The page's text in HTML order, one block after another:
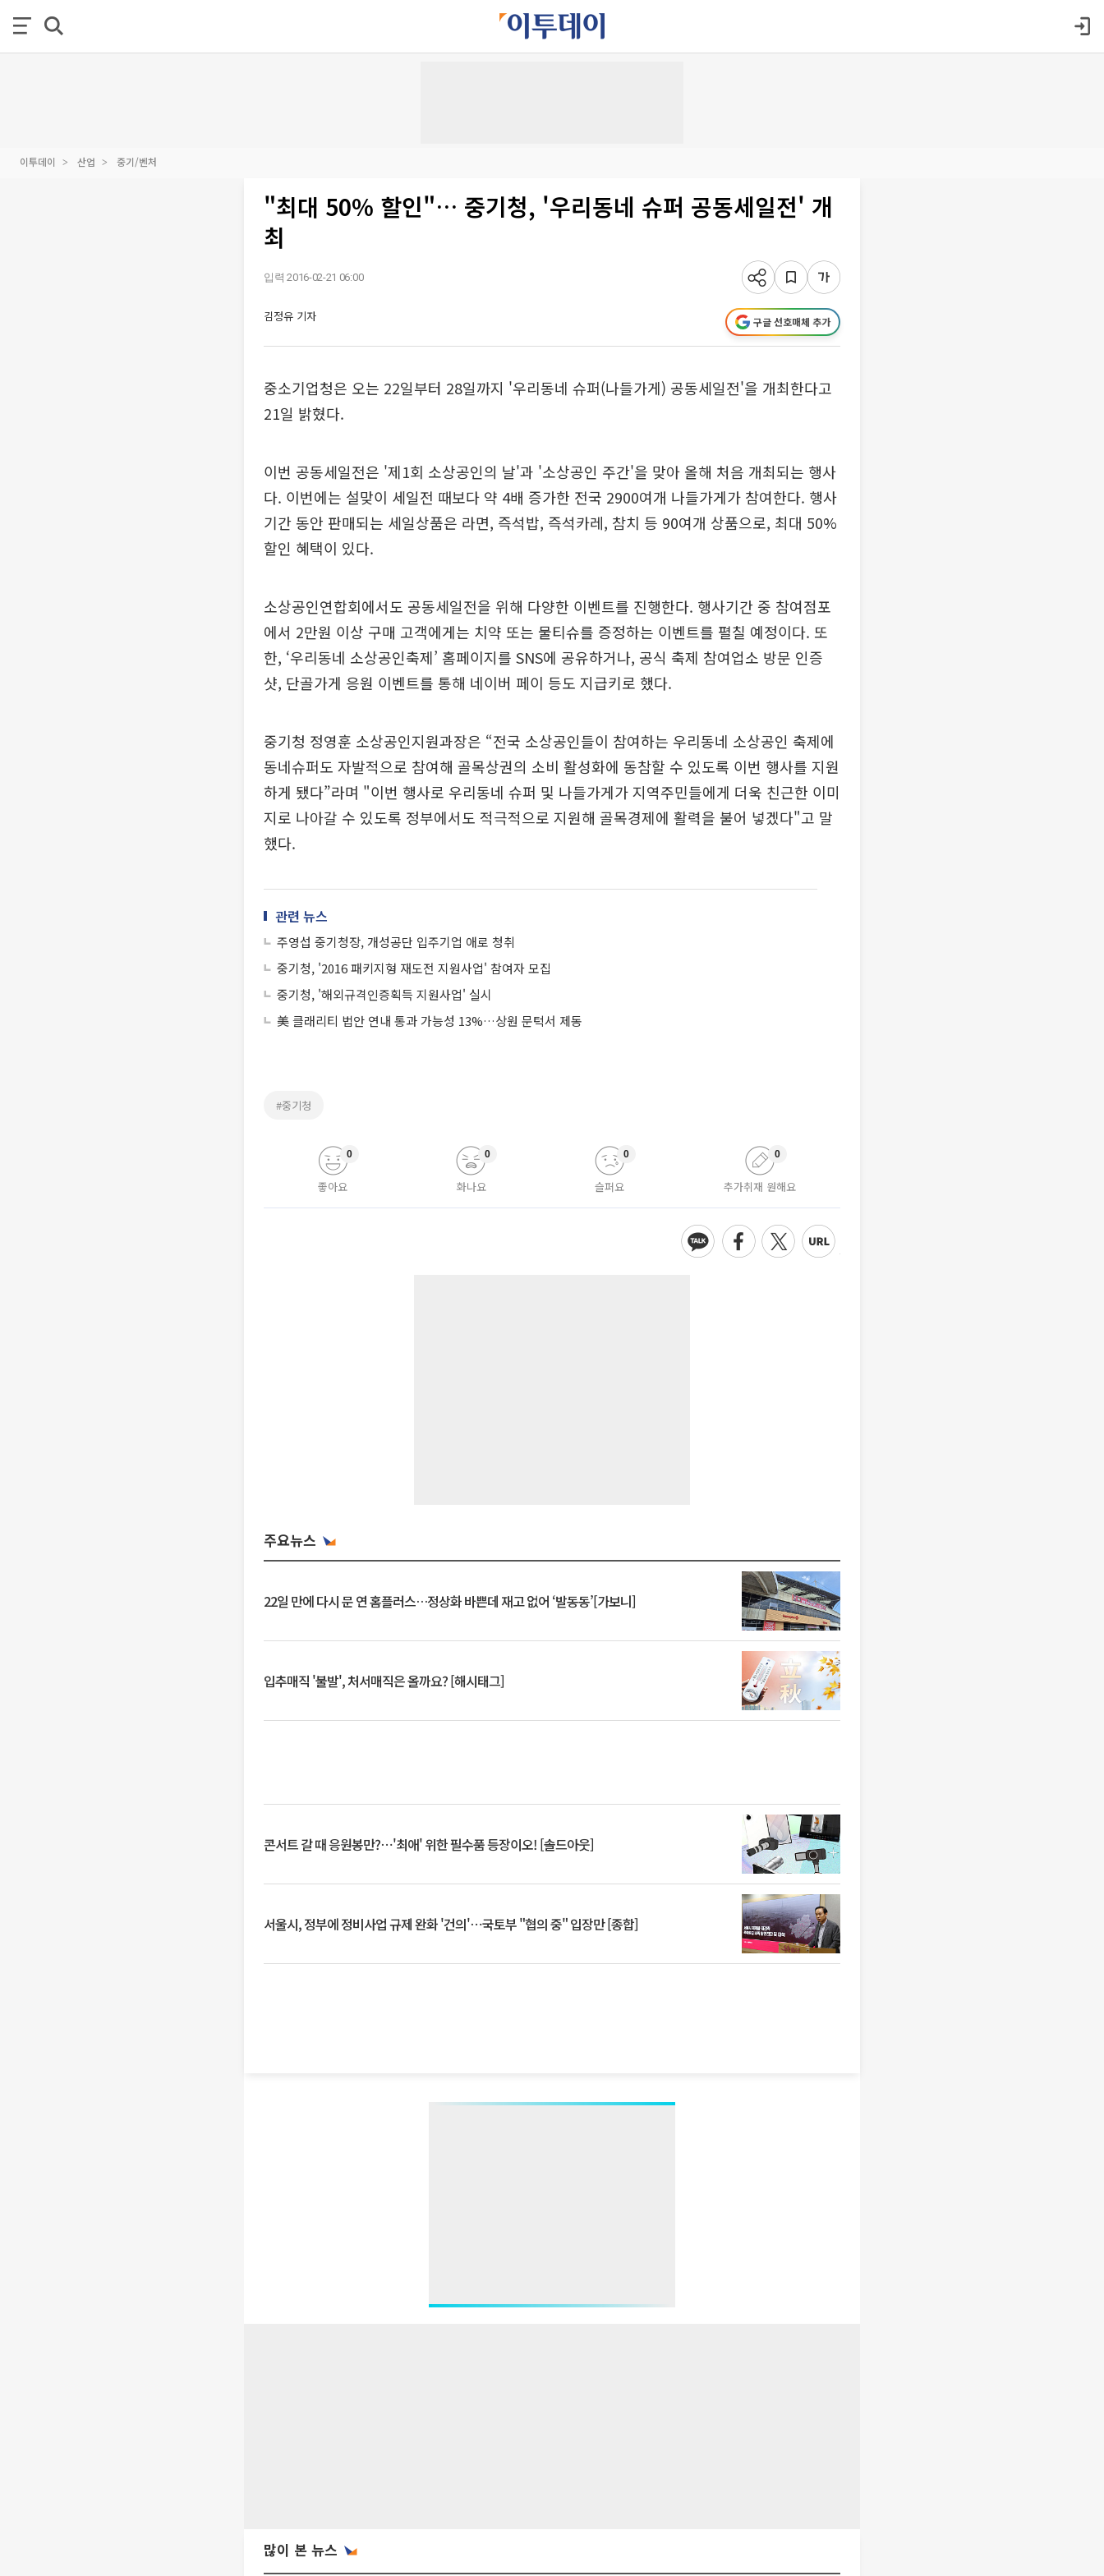
이투데이 산업 중기/벤처
"최대 50% 할인"… 중기청, '우리동네 슈퍼 공동세일전' 개
최
입력 2016-02-21 06:00
김정유 기자 구글 선호매체 추가
중소기업청은 오는 22일부터 28일까지 '우리동네 슈퍼(나들가게) 공동세일전'을 개최한다고
21일 밝혔다.
이번 공동세일전은 '제1회 소상공인의 날'과 '소상공인 주간'을 맞아 올해 처음 개최되는 행사
다. 이번에는 설맞이 세일전 때보다 약 4배 증가한 전국 2900여개 나들가게가 참여한다. 행사
기간 동안 판매되는 세일상품은 라면, 즉석밥, 즉석카레, 참치 등 90여개 상품으로, 최대 50%
할인 혜택이 있다.
소상공인연합회에서도 공동세일전을 위해 다양한 이벤트를 진행한다. 행사기간 중 참여점포
에서 2만원 이상 구매 고객에게는 치약 또는 물티슈를 증정하는 이벤트를 펼칠 예정이다. 또
한, ‘우리동네 소상공인축제’ 홈페이지를 SNS에 공유하거나, 공식 축제 참여업소 방문 인증
샷, 단골가게 응원 이벤트를 통해 네이버 페이 등도 지급키로 했다.
중기청 정영훈 소상공인지원과장은 “전국 소상공인들이 참여하는 우리동네 소상공인 축제에
동네슈퍼도 자발적으로 참여해 골목상권의 소비 활성화에 동참할 수 있도록 이번 행사를 지원
하게 됐다”라며 "이번 행사로 우리동네 슈퍼 및 나들가게가 지역주민들에게 더욱 친근한 이미
지로 나아갈 수 있도록 정부에서도 적극적으로 지원해 골목경제에 활력을 불어 넣겠다"고 말
했다.
관련 뉴스
주영섭 중기청장, 개성공단 입주기업 애로 청취
중기청, '2016 패키지형 재도전 지원사업' 참여자 모집
중기청, '해외규격인증획득 지원사업' 실시
美 클래리티 법안 연내 통과 가능성 13%…상원 문턱서 제동
#중기청
좋아요
0
화나요
0
슬퍼요
0
추가취재 원해요
0
주요뉴스
22일 만에 다시 문 연 홈플러스…정상화 바쁜데 재고 없어 ‘발동동’[가보니]
입추매직 '불발', 처서매직은 올까요? [해시태그]
콘서트 갈 때 응원봉만?⋯'최애' 위한 필수품 등장이오! [솔드아웃]
서울시, 정부에 정비사업 규제 완화 '건의'⋯국토부 "협의 중" 입장만 [종합]
많이 본 뉴스